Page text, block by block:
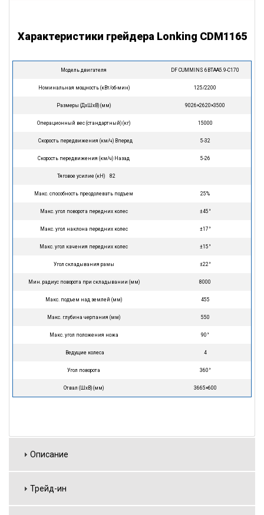
Характеристики грейдера Lonking CDM1165
Модель двигателя DF CUMMINS 6BTAA5.9-C170
Номинальная мощность (кВт/об-мин) 125/2200
Размеры (ДхШхВ) (мм) 9026×2620×3500
Операционный вес (стандартный) (кг) 15000
Скорость передвижения (км/ч) Вперед 5-32
Скорость передвижения (км/ч) Назад 5-26
Тяговое усилие (кН) 82
Макс. способность преодолевать подъем 25%
Макс. угол поворота передних колес ±45°
Макс. угол наклона передних колес ±17°
Макс. угол качения передних колес ±15°
Угол складывания рамы ±22°
Мин. радиус поворота при складывании (мм) 8000
Макс. подъем над землей (мм) 455
Макс. глубина черпания (мм) 550
Макс. угол положения ножа 90°
Ведущие колеса 4
Угол поворота 360°
Отвал (ШхВ) (мм) 3665×600
Описание
Трейд-ин